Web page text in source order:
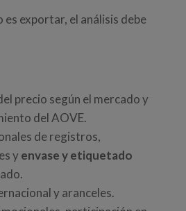
exportar, el análisis debe
precio según el mercado y
del AOVE.
de registros,
yenvase y etiquetado
y aranceles.